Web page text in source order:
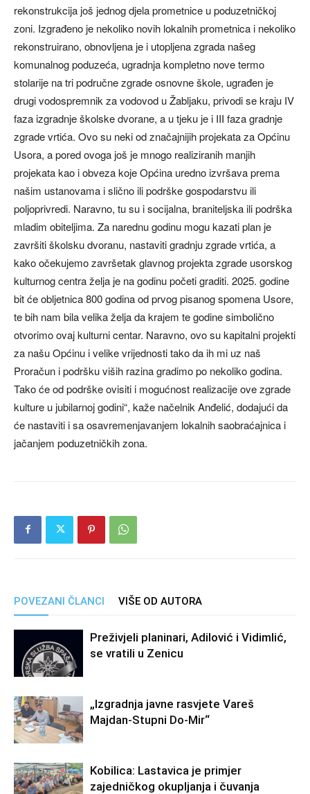
rekonstrukcija još jednog djela prometnice u poduzetničkoj
zoni. Izgrađeno je nekoliko novih lokalnih prometnica i nekoliko
rekonstruirano, obnovljena je i utopljena zgrada našeg
komunalnog poduzeća, ugradnja kompletno nove termo
stolarije na tri područne zgrade osnovne škole, ugrađen je
drugi vodospremnik za vodovod u Žabljaku, privodi se kraju IV
faza izgradnje školske dvorane, a u tjeku je i III faza gradnje
zgrade vrtića. Ovo su neki od značajnijih projekata za Općinu
Usora, a pored ovoga još je mnogo realiziranih manjih
projekata kao i obveza koje Općina uredno izvršava prema
našim ustanovama i slično ili podrške gospodarstvu ili
poljoprivredi. Naravno, tu su i socijalna, braniteljska ili podrška
mladim obiteljima. Za narednu godinu mogu kazati plan je
završiti školsku dvoranu, nastaviti gradnju zgrade vrtića, a
kako očekujemo završetak glavnog projekta zgrade usorskog
kulturnog centra želja je na godinu početi graditi. 2025. godine
bit će obljetnica 800 godina od prvog pisanog spomena Usore,
te bih nam bila velika želja da krajem te godine simbolično
otvorimo ovaj kulturni centar. Naravno, ovo su kapitalni projekti
za našu Općinu i velike vrijednosti tako da ih mi uz naš
Proračun i podršku viših razina gradimo po nekoliko godina.
Tako će od podrške ovisiti i mogućnost realizacije ove zgrade
kulture u jubilarnoj godini“, kaže načelnik Anđelić, dodajući da
će nastaviti i sa osavremenjavanjem lokalnih saobraćajnica i
jačanjem poduzetničkih zona.
POVEZANI ČLANCI VIŠE OD AUTORA
Preživjeli planinari, Adilović i Vidimlić,
se vratili u Zenicu
„Izgradnja javne rasvjete Vareš
Majdan-Stupni Do-Mir“
Kobilica: Lastavica je primjer
zajedničkog okupljanja i čuvanja